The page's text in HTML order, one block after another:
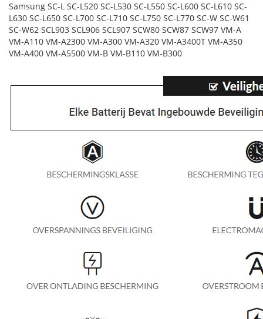
Samsung SC-L SC-L520 SC-L530 SC-L550 SC-L600 SC-L610 SC-
L630 SC-L650 SC-L700 SC-L710 SC-L750 SC-L770 SC-W SC-W61
SC-W62 SCL903 SCL906 SCL907 SCW80 SCW87 SCW97 VM-A
VM-A110 VM-A2300 VM-A300 VM-A320 VM-A3400T VM-A350
VM-A400 VM-A5500 VM-B VM-B110 VM-B300